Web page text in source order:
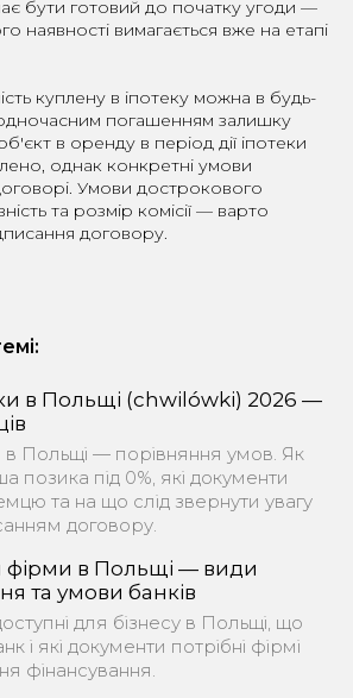
бути готовий до початку угоди —
наявності вимагається вже на етапі
куплену в іпотеку можна в будь-
погашенням залишку
в оренду в період дії іпотеки
однак конкретні умови
Умови дострокового
та розмір комісії — варто
договору.
в Польщі (chwilówki) 2026 —
в Польщі — порівняння умов. Як
позика під 0%, які документи
та на що слід звернути увагу
договору.
фірми в Польщі — види
та умови банків
для бізнесу в Польщі, що
і які документи потрібні фірмі
фінансування.